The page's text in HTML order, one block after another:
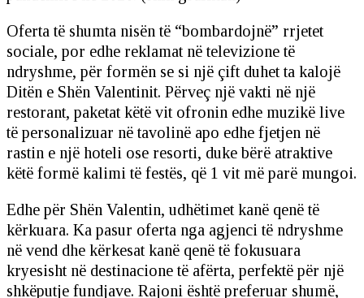
Oferta të shumta nisën të “bombardojnë” rrjetet
sociale, por edhe reklamat në televizione të
ndryshme, për formën se si një çift duhet ta kalojë
Ditën e Shën Valentinit. Përveç një vakti në një
restorant, paketat këtë vit ofronin edhe muzikë live
të personalizuar në tavolinë apo edhe fjetjen në
rastin e një hoteli ose resorti, duke bërë atraktive
këtë formë kalimi të festës, që 1 vit më parë mungoi.
Edhe për Shën Valentin, udhëtimet kanë qenë të
kërkuara. Ka pasur oferta nga agjenci të ndryshme
në vend dhe kërkesat kanë qenë të fokusuara
kryesisht në destinacione të afërta, perfektë për një
shkëputje fundjave. Rajoni është preferuar shumë,